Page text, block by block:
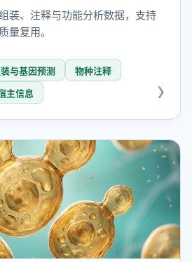
装、注释与功能分析数据，支持
量复用。
与基因预测
物种注释
主信息